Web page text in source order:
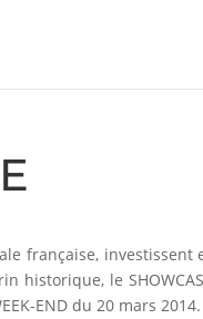
française, investissent
historique, le
END du 20 mars 2014.